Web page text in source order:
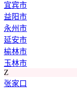
宜宾市
益阳市
永州市
延安市
榆林市
玉林市
Z
张家口